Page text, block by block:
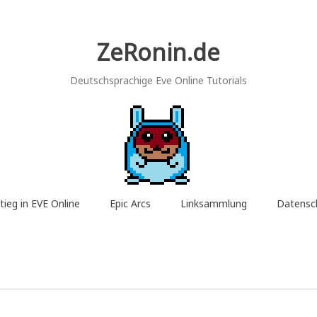
ZeRonin.de
Deutschsprachige Eve Online Tutorials
in EVE Online Epic Arcs Linksammlung